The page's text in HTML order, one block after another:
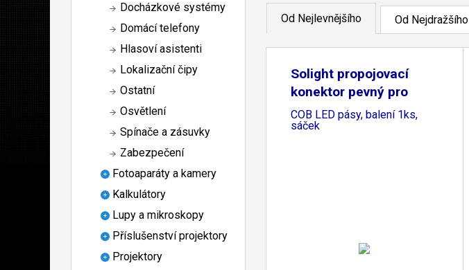
Docházkové systémy
Domácí telefony
Hlasoví asistenti
Lokalizační čipy
Ostatní
Osvětlení
Spínače a zásuvky
Zabezpečení
Fotoaparáty a kamery
Kalkulátory
Lupy a mikroskopy
Příslušenství projektory
Projektory
Od Nejlevnějšího Od Nejdražšího
Solight propojovací
konektor pevný pro
COB LED pásy, balení 1ks,
sáček